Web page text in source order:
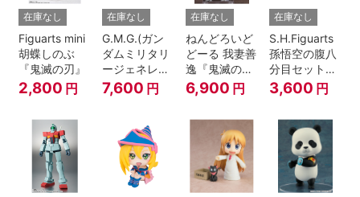
在庫なし
Figuarts mini
胡蝶しのぶ
『鬼滅の刃』
2,800 円
在庫なし
G.M.G.(ガン
ダムミリタリ
ージェネレー
ション） 機動
戦士ガンダム
地球連邦軍V-
SP09 一般兵
士＆連邦兵専
用バイク
7,600 円
在庫なし
ねんどろいど
どーる 我妻善
逸『鬼滅の
刃』
6,900 円
在庫なし
S.H.Figuarts
孫悟空の腹八
分目セット
『ドラゴンボ
ールZ』
3,600 円